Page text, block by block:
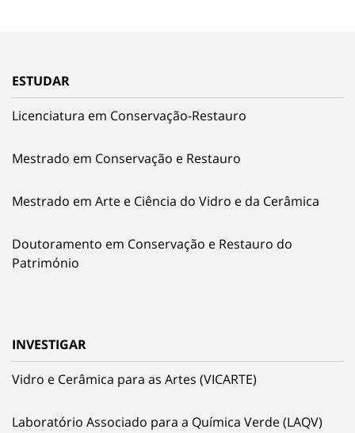
ESTUDAR
Licenciatura em Conservação-Restauro
Mestrado em Conservação e Restauro
Mestrado em Arte e Ciência do Vidro e da Cerâmica
Doutoramento em Conservação e Restauro do
Património
INVESTIGAR
Vidro e Cerâmica para as Artes (VICARTE)
Laboratório Associado para a Química Verde (LAQV)